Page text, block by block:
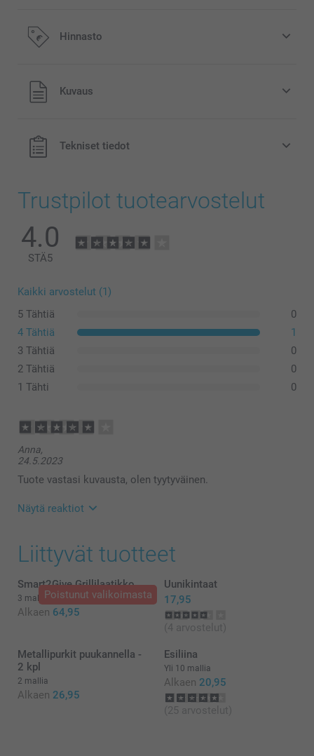
Hinnasto
Kaikki hinnat ovat euroina, sisältävät arvonlisäveron ja
eivät sisällä postikuluja.
Kuvaus
Tekniset tiedot
Trustpilot tuotearvostelut
4.0
STÄ5
Kaikki arvostelut (1)
5 Tähtiä
0
4 Tähtiä
1
3 Tähtiä
0
2 Tähtiä
0
1 Tähti
0
Anna,
24.5.2023
Tuote vastasi kuvausta, olen tyytyväinen.
Näytä reaktiot
25.5.2023
12:04
Hei Anna!
Suuret kiitokset 4 tähden palautteesta, se on meille
erittäin tärkeää. Kiva että pidät patalapuista :)
Lämpimin kiitoksin,
Kaisa@smartphoto
Liittyvät tuotteet
Poistunut valikoimasta
Smart2Give Grillilaatikko
3 mallia
Alkaen 64,95
Uunikintaat
17,95
(4 arvostelut)
Metallipurkit puukannella -
2 kpl
2 mallia
Alkaen 26,95
Esiliina
Yli 10 mallia
Alkaen 20,95
(25 arvostelut)